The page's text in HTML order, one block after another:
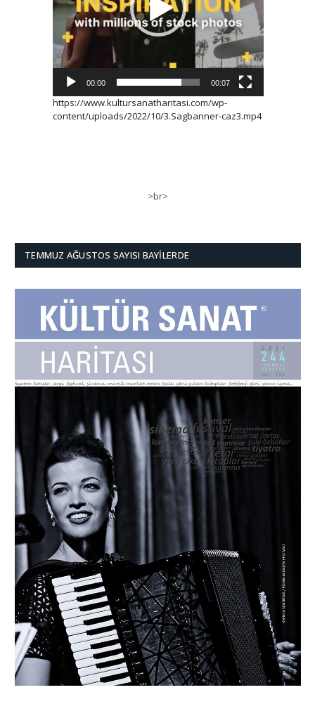
00:00 00:07
https://www.kultursanatharitasi.com/wp-
content/uploads/2022/10/3.Sagbanner-caz3.mp4
>br>
TEMMUZ AĞUSTOS SAYISI BAYILERDE